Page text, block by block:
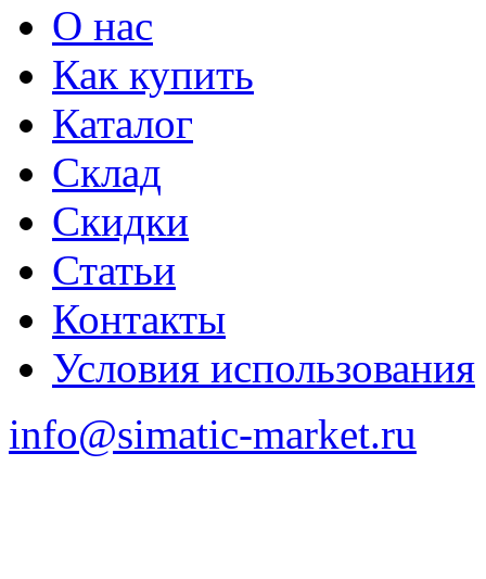
О нас
Как купить
Каталог
Склад
Скидки
Статьи
Контакты
Условия использования
info@simatic-market.ru